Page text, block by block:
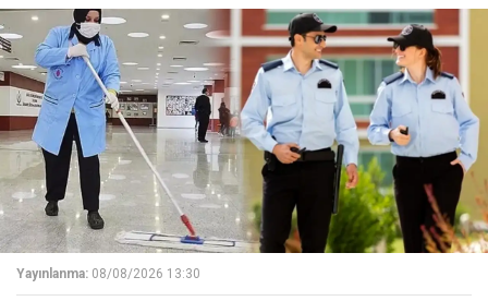
Yayınlanma: 08/08/2026 13:30